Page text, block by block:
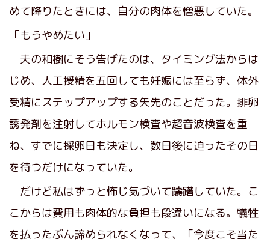
めて降りたときには、自分の肉体を憎悪していた。
「もうやめたい」
夫の和樹にそう告げたのは、タイミング法からは
じめ、人工授精を五回しても妊娠には至らず、体外
受精にステップアップする矢先のことだった。排卵
誘発剤を注射してホルモン検査や超音波検査を重
ね、すでに採卵日も決定し、数日後に迫ったその日
を待つだけになっていた。
だけど私はずっと怖じ気づいて躊躇していた。こ
こからは費用も肉体的な負担も段違いになる。犠牲
を払ったぶん諦められなくなって、「今度こそ当た